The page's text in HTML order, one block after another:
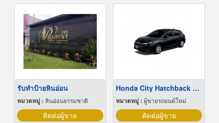
รับทำป้ายหินอ่อน
หมวดหมู่ : หินอ่อนธรรมชาติ
ติดต่อผู้ขาย
Honda City Hatchback โปรโมชั่น
หมวดหมู่ : ผู้ขายรถยนต์ใหม่
ติดต่อผู้ขาย